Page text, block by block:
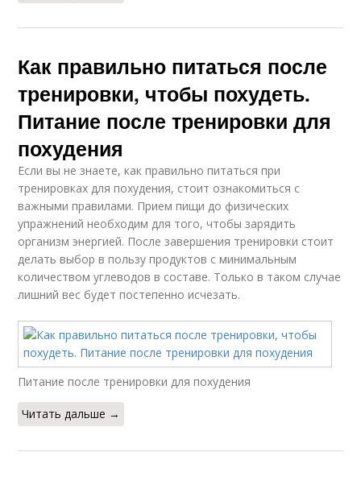
Как правильно питаться после
тренировки, чтобы похудеть.
Питание после тренировки для
похудения
Если вы не знаете, как правильно питаться при
тренировках для похудения, стоит ознакомиться с
важными правилами. Прием пищи до физических
упражнений необходим для того, чтобы зарядить
организм энергией. После завершения тренировки стоит
делать выбор в пользу продуктов с минимальным
количеством углеводов в составе. Только в таком случае
лишний вес будет постепенно исчезать.
Питание после тренировки для похудения
Читать дальше →